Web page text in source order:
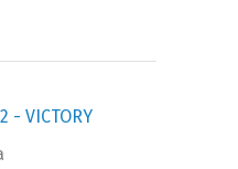
- VICTORY